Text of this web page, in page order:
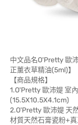
中文品名O'Pretty 歐
正薰衣草精油(5ml)】
【商品規格】
1.O'Pretty 歐沛媞 室
(15.5X10.5X4.1cm)
2.O'Pretty 歐沛媞 天
材質天然石膏瓷粉+